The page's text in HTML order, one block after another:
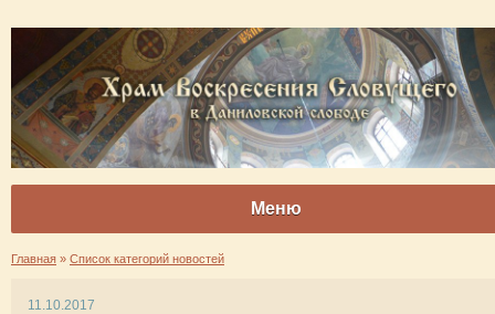
Меню
Главная » Список категорий новостей
11.10.2017